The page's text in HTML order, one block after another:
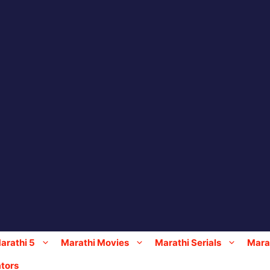
5 Marathi Movies Marathi Serials